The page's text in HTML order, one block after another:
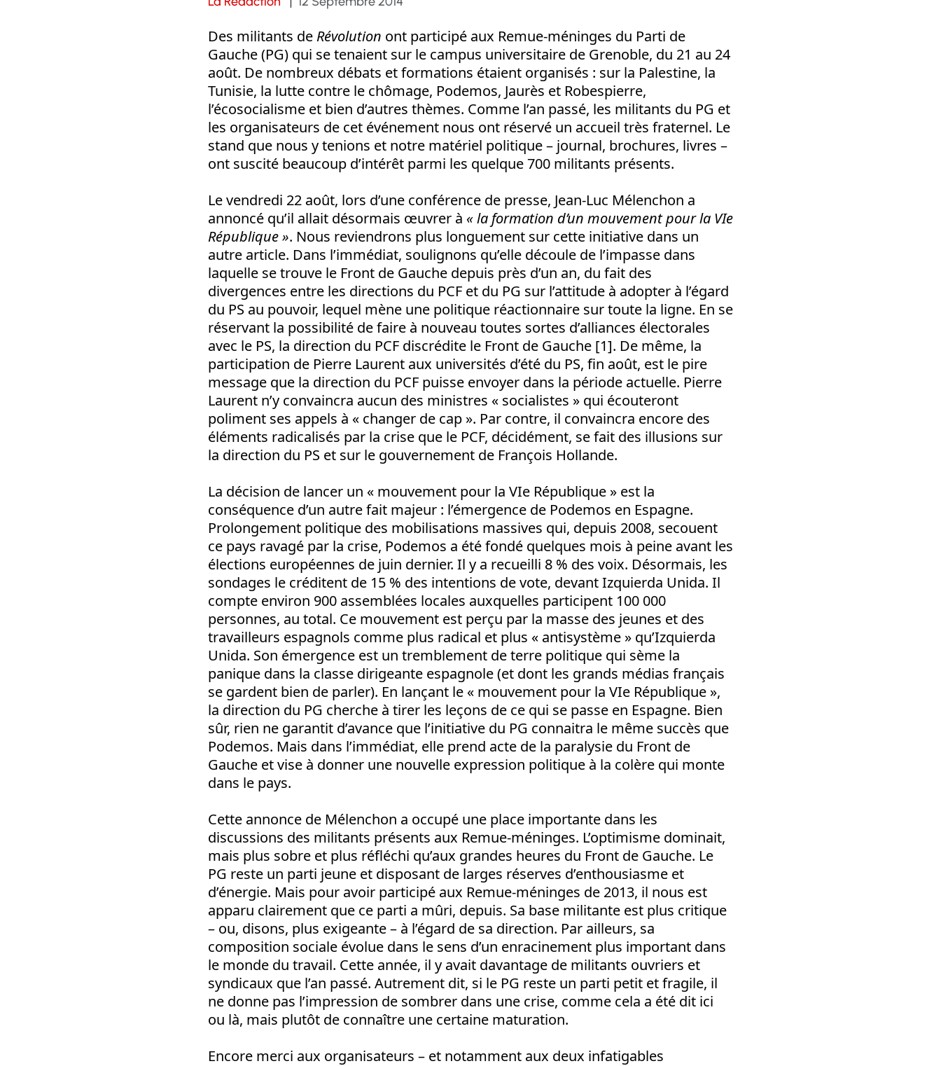
Des militants de Révolution ont participé aux Remue-méninges du Parti de
Gauche (PG) qui se tenaient sur le campus universitaire de Grenoble, du 21 au 24
août. De nombreux débats et formations étaient organisés : sur la Palestine, la
Tunisie, la lutte contre le chômage, Podemos, Jaurès et Robespierre,
l’écosocialisme et bien d’autres thèmes. Comme l’an passé, les militants du PG et
les organisateurs de cet événement nous ont réservé un accueil très fraternel. Le
stand que nous y tenions et notre matériel politique – journal, brochures, livres –
ont suscité beaucoup d’intérêt parmi les quelque 700 militants présents.
Le vendredi 22 août, lors d’une conférence de presse, Jean-Luc Mélenchon a
annoncé qu’il allait désormais œuvrer à « la formation d’un mouvement pour la VIe
République ». Nous reviendrons plus longuement sur cette initiative dans un
autre article. Dans l’immédiat, soulignons qu’elle découle de l’impasse dans
laquelle se trouve le Front de Gauche depuis près d’un an, du fait des
divergences entre les directions du PCF et du PG sur l’attitude à adopter à l’égard
du PS au pouvoir, lequel mène une politique réactionnaire sur toute la ligne. En se
réservant la possibilité de faire à nouveau toutes sortes d’alliances électorales
avec le PS, la direction du PCF discrédite le Front de Gauche [1]. De même, la
participation de Pierre Laurent aux universités d’été du PS, fin août, est le pire
message que la direction du PCF puisse envoyer dans la période actuelle. Pierre
Laurent n’y convaincra aucun des ministres « socialistes » qui écouteront
poliment ses appels à « changer de cap ». Par contre, il convaincra encore des
éléments radicalisés par la crise que le PCF, décidément, se fait des illusions sur
la direction du PS et sur le gouvernement de François Hollande.
La décision de lancer un « mouvement pour la VIe République » est la
conséquence d’un autre fait majeur : l’émergence de Podemos en Espagne.
Prolongement politique des mobilisations massives qui, depuis 2008, secouent
ce pays ravagé par la crise, Podemos a été fondé quelques mois à peine avant les
élections européennes de juin dernier. Il y a recueilli 8 % des voix. Désormais, les
sondages le créditent de 15 % des intentions de vote, devant Izquierda Unida. Il
compte environ 900 assemblées locales auxquelles participent 100 000
personnes, au total. Ce mouvement est perçu par la masse des jeunes et des
travailleurs espagnols comme plus radical et plus « antisystème » qu’Izquierda
Unida. Son émergence est un tremblement de terre politique qui sème la
panique dans la classe dirigeante espagnole (et dont les grands médias français
se gardent bien de parler). En lançant le « mouvement pour la VIe République »,
la direction du PG cherche à tirer les leçons de ce qui se passe en Espagne. Bien
sûr, rien ne garantit d’avance que l’initiative du PG connaitra le même succès que
Podemos. Mais dans l’immédiat, elle prend acte de la paralysie du Front de
Gauche et vise à donner une nouvelle expression politique à la colère qui monte
dans le pays.
Cette annonce de Mélenchon a occupé une place importante dans les
discussions des militants présents aux Remue-méninges. L’optimisme dominait,
mais plus sobre et plus réfléchi qu’aux grandes heures du Front de Gauche. Le
PG reste un parti jeune et disposant de larges réserves d’enthousiasme et
d’énergie. Mais pour avoir participé aux Remue-méninges de 2013, il nous est
apparu clairement que ce parti a mûri, depuis. Sa base militante est plus critique
– ou, disons, plus exigeante – à l’égard de sa direction. Par ailleurs, sa
composition sociale évolue dans le sens d’un enracinement plus important dans
le monde du travail. Cette année, il y avait davantage de militants ouvriers et
syndicaux que l’an passé. Autrement dit, si le PG reste un parti petit et fragile, il
ne donne pas l’impression de sombrer dans une crise, comme cela a été dit ici
ou là, mais plutôt de connaître une certaine maturation.
Encore merci aux organisateurs – et notamment aux deux infatigables